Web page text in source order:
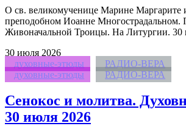
О св. великомученице Марине Маргарите
преподобном Иоанне Многострадальном.
Живоначальной Троицы. На Литургии. 30
30 июля 2026
духовные-этюды
РАДИО-ВЕРА
духовные-этюды
РАДИО-ВЕРА
Сенокос и молитва.
30 июля 2026